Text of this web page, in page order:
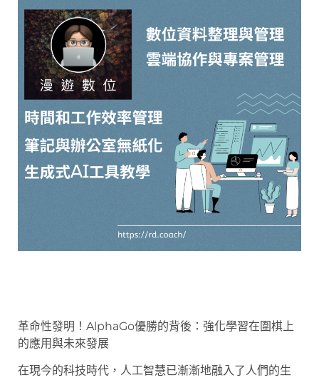
革命性發明！AlphaGo優勝的背後：強化學習在圍棋上
的應用與未來發展
在現今的科技時代，人工智慧已漸漸地融入了人們的生